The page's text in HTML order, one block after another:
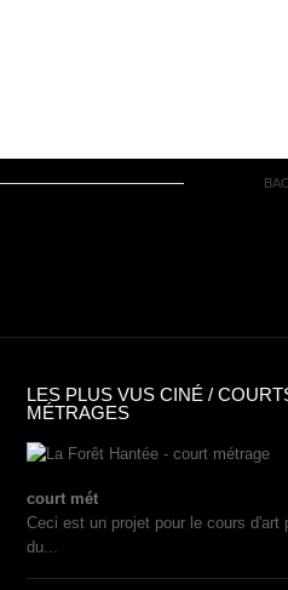
LES PLUS VUS CINÉ /
MÉTRAGES
court mét
Ceci est un projet pour le cours d'art
du...